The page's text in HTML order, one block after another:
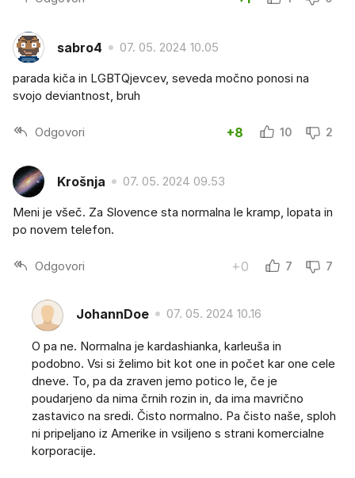
sabro4 07. 05. 2024 10.05
parada kiča in LGBTQjevcev, seveda močno ponosi na
svojo deviantnost, bruh
Odgovori +8 10 2
Krošnja 07. 05. 2024 09.53
Meni je všeč. Za Slovence sta normalna le kramp, lopata in
po novem telefon.
Odgovori +0 7 7
JohannDoe 07. 05. 2024 10.16
O pa ne. Normalna je kardashianka, karleuša in
podobno. Vsi si želimo bit kot one in počet kar one cele
dneve. To, pa da zraven jemo potico le, če je
poudarjeno da nima črnih rozin in, da ima mavrično
zastavico na sredi. Čisto normalno. Pa čisto naše, sploh
ni pripeljano iz Amerike in vsiljeno s strani komercialne
korporacije.